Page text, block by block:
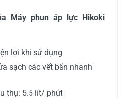
Máy phun áp lực Hikoki
lợi khi sử dụng
sạch các vết bẩn nhanh
thụ: 5.5 lít/ phút